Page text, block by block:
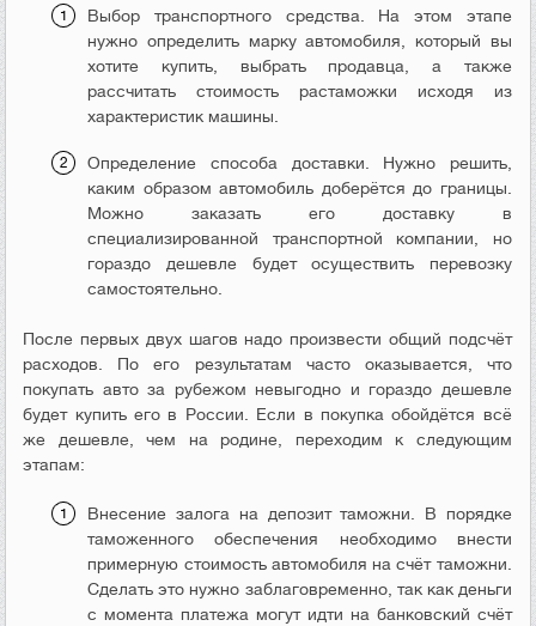
Выбор транспортного средства. На этом этапе
нужно определить марку автомобиля, который вы
хотите купить, выбрать продавца, а также
рассчитать стоимость растаможки исходя из
характеристик машины.
Определение способа доставки. Нужно решить,
каким образом автомобиль доберётся до границы.
Можно заказать его доставку в
специализированной транспортной компании, но
гораздо дешевле будет осуществить перевозку
самостоятельно.
После первых двух шагов надо произвести общий подсчёт
расходов. По его результатам часто оказывается, что
покупать авто за рубежом невыгодно и гораздо дешевле
будет купить его в России. Если в покупка обойдётся всё
же дешевле, чем на родине, переходим к следующим
этапам:
Внесение залога на депозит таможни. В порядке
таможенного обеспечения необходимо внести
примерную стоимость автомобиля на счёт таможни.
Сделать это нужно заблаговременно, так как деньги
с момента платежа могут идти на банковский счёт